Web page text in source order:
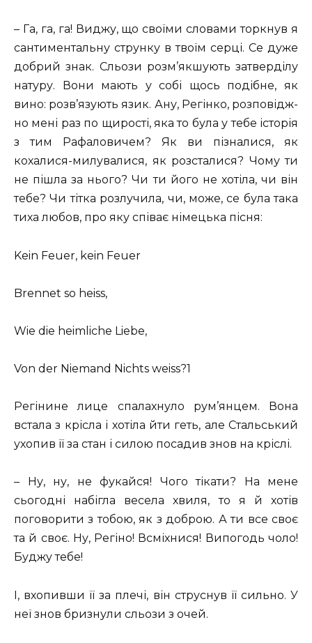
– Га, га, га! Виджу, що своїми словами торкнув я
сантиментальну струнку в твоїм серці. Се дуже
добрий знак. Сльози розм’якшують затверділу
натуру. Вони мають у собі щось подібне, як
вино: розв’язують язик. Ану, Регінко, розповідж-
но мені раз по щирості, яка то була у тебе історія
з тим Рафаловичем? Як ви пізналися, як
кохалися-милувалися, як розсталися? Чому ти
не пішла за нього? Чи ти його не хотіла, чи він
тебе? Чи тітка розлучила, чи, може, се була така
тиха любов, про яку співає німецька пісня:
Kein Feuer, kein Feuer
Brennet so heiss,
Wie die heimliche Liebe,
Von der Niemand Nichts weiss?1
Регінине лице спалахнуло рум’янцем. Вона
встала з крісла і хотіла йти геть, але Стальський
ухопив її за стан і силою посадив знов на кріслі.
– Ну, ну, не фукайся! Чого тікати? На мене
сьогодні набігла весела хвиля, то я й хотів
поговорити з тобою, як з доброю. А ти все своє
та й своє. Ну, Регіно! Всміхнися! Випогодь чоло!
Буджу тебе!
І, вхопивши її за плечі, він струснув її сильно. У
неї знов бризнули сльози з очей.